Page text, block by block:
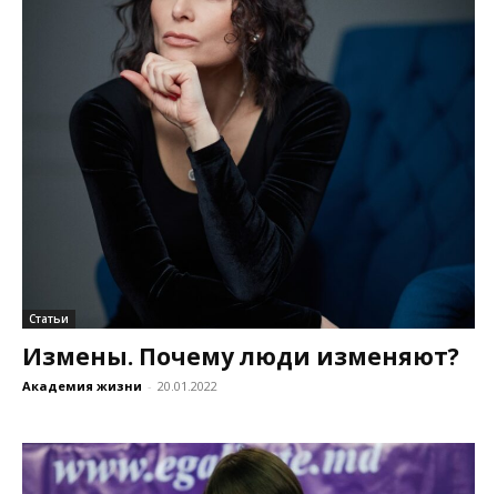
Статьи
Измены. Почему люди изменяют?
Академия жизни - 20.01.2022